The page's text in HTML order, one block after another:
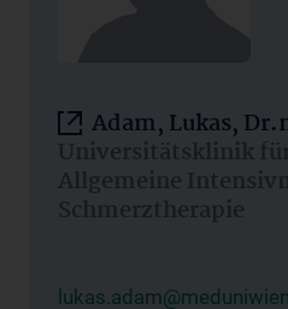
Adam, Lukas,
Universitätsklinik
Allgemeine
Schmerztherapie